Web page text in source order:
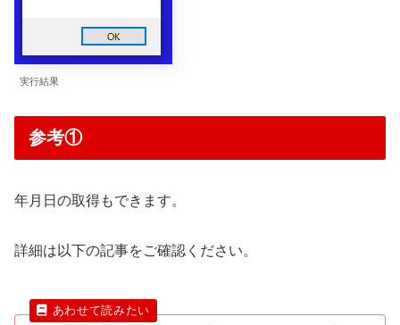
実行結果
参考①
年月日の取得もできます。
詳細は以下の記事をご確認ください。